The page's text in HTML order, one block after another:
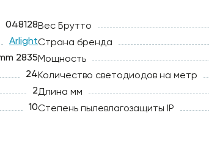
048128Вес Брутто
ArlightСтрана бренда
2835Мощность
24Количество светодиодов на метр
2Длина мм
10Степень пылевлагозащиты IP